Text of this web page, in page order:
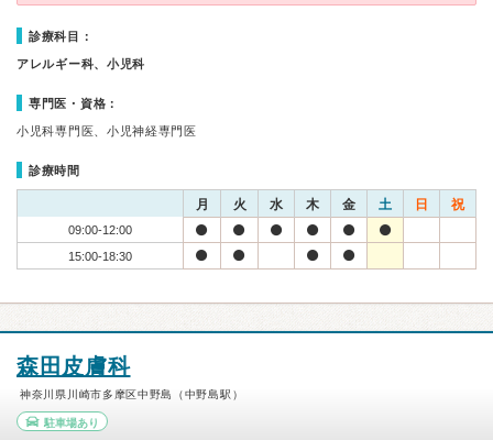
診療科目：
アレルギー科、小児科
専門医・資格：
小児科専門医、小児神経専門医
診療時間
月 火 水 木 金 土 日 祝
09:00-12:00
15:00-18:30
森田皮膚科
神奈川県川崎市多摩区中野島（中野島駅）
駐車場あり